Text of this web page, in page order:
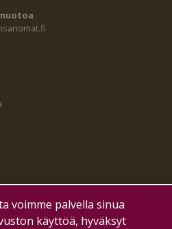
voimme palvella sinua
käyttöä, hyväksyt